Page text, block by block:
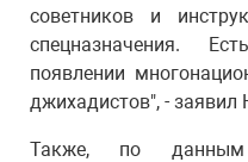
советников и
спецназначения.
появлении
джихадистов", -
Также, по данным